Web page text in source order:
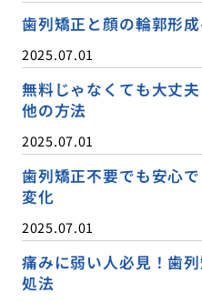
歯列矯正と顔の輪郭形
2025.07.01
無料じゃなくても大丈
他の方法
2025.07.01
歯列矯正不要でも安心
変化
2025.07.01
痛みに弱い人必見！歯
処法